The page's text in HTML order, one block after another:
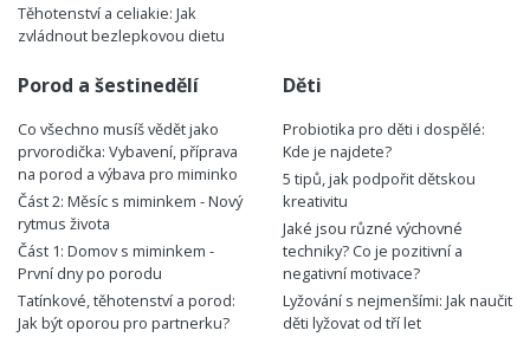
Těhotenství a celiakie: Jak
zvládnout bezlepkovou dietu
Porod a šestinedělí
Co všechno musíš vědět jako
prvorodička: Vybavení, příprava
na porod a výbava pro miminko
Část 2: Měsíc s miminkem - Nový
rytmus života
Část 1: Domov s miminkem -
První dny po porodu
Tatínkové, těhotenství a porod:
Jak být oporou pro partnerku?
Děti
Probiotika pro děti i dospělé:
Kde je najdete?
5 tipů, jak podpořit dětskou
kreativitu
Jaké jsou různé výchovné
techniky? Co je pozitivní a
negativní motivace?
Lyžování s nejmenšími: Jak naučit
děti lyžovat od tří let